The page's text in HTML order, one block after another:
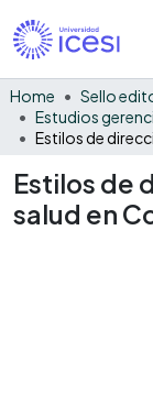
Home Sello
Estilos de
salud en